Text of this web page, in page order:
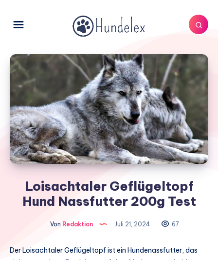
Loisachtaler Geflügeltopf
Hund Nassfutter 200g Test
Von Redaktion Juli 21, 2024 67
Der Loisachtaler Geflügeltopf ist ein Hundenassfutter, das